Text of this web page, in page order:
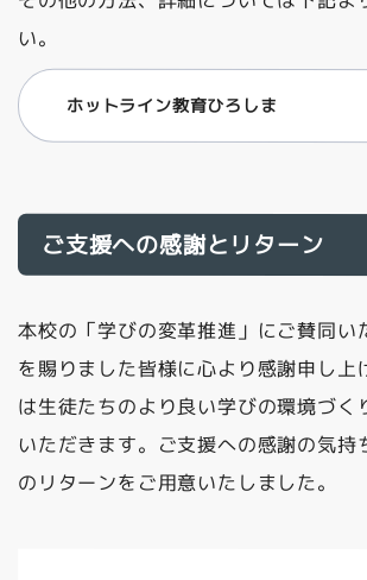
い。
ホットライン教育ひろしま
ご支援への感謝とリターン
本校の「学びの変革推進」にご賛同い
を賜りました皆様に心より感謝申し上
は生徒たちのより良い学びの環境づく
いただきます。ご支援への感謝の気持
のリターンをご用意いたしました。